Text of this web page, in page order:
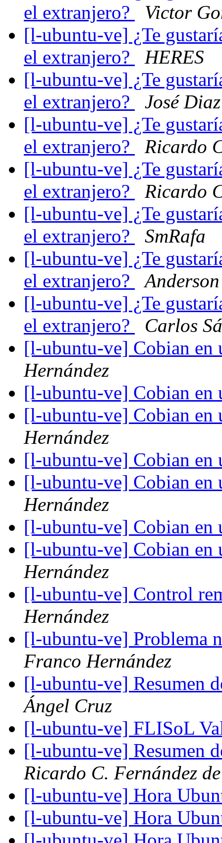
el extranjero?
Victor
[l-ubuntu-ve] ¿Te
el extranjero?
HERES
[l-ubuntu-ve] ¿Te
el extranjero?
José Diaz
[l-ubuntu-ve] ¿Te
el extranjero?
Ricardo
[l-ubuntu-ve] ¿Te
el extranjero?
Ricardo
[l-ubuntu-ve] ¿Te
el extranjero?
SmRafa
[l-ubuntu-ve] ¿Te
el extranjero?
[l-ubuntu-ve] ¿Te
el extranjero?
Carlos
[l-ubuntu-ve] Cobian en
Hernández
[l-ubuntu-ve] Cobian en
[l-ubuntu-ve] Cobian en
Hernández
[l-ubuntu-ve] Cobian en
[l-ubuntu-ve] Cobian en
Hernández
[l-ubuntu-ve] Cobian en
[l-ubuntu-ve] Cobian en
Hernández
[l-ubuntu-ve] Control
Hernández
[l-ubuntu-ve] Problema
Franco Hernández
[l-ubuntu-ve] Resumen
Ángel Cruz
[l-ubuntu-ve] FLISoL
[l-ubuntu-ve] Resumen
Ricardo C. Fernández
[l-ubuntu-ve] Hora
[l-ubuntu-ve] Hora